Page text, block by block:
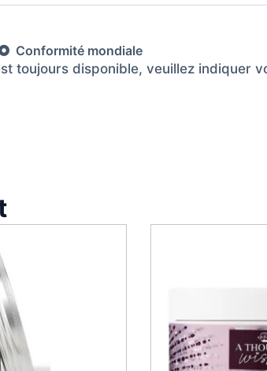
Conformité mondiale
toujours disponible, veuillez indiquer